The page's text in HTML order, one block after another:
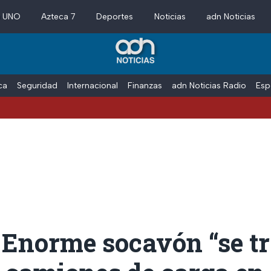
Azteca 7 Deportes Noticias adn Noticias
Seguridad Internacional Finanzas adn Noticias Radio
socavón “se